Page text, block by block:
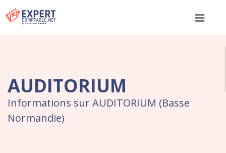
Menu
AUDITORIUM
Informations sur AUDITORIUM (Basse
Normandie)